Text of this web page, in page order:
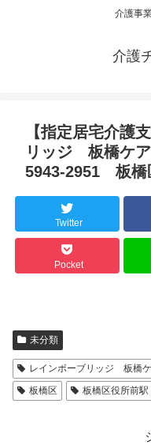
介護事
介護
【指定居宅介護
リッジ 板橋ケ
5943-2951 板橋
Twitter
Pocket
未分類
レインボーブリッジ 板橋
板橋区
板橋区役所前駅